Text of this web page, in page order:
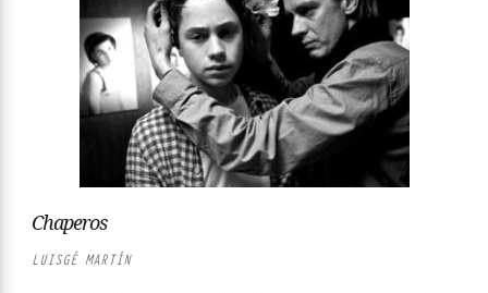
Chaperos
LUISGÉ MARTÍN